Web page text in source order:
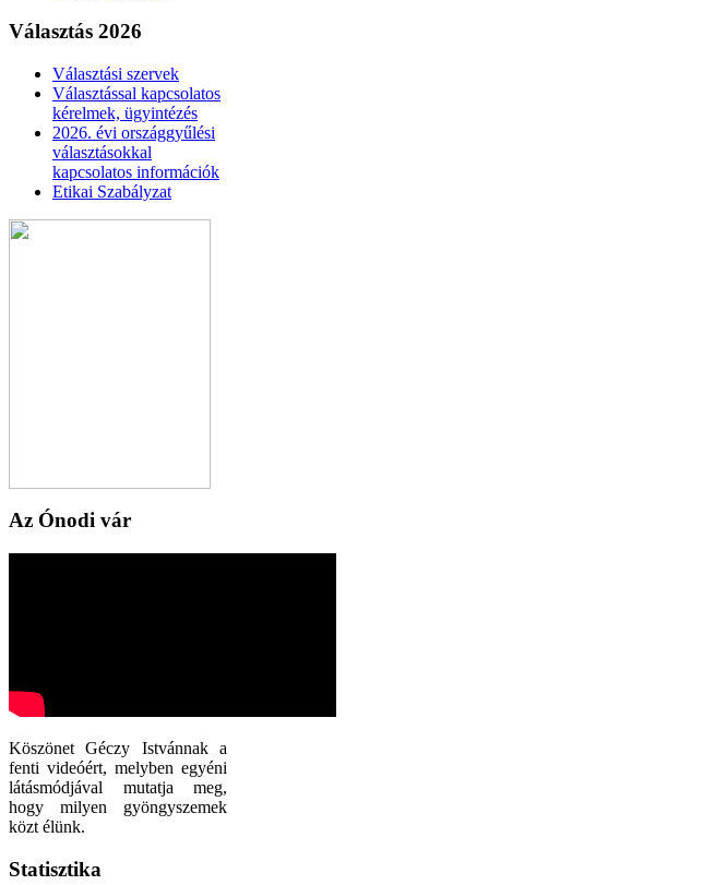
Választás 2026
Választási szervek
Választással kapcsolatos
kérelmek, ügyintézés
2026. évi országgyűlési
választásokkal
kapcsolatos információk
Etikai Szabályzat
Az Ónodi vár
Köszönet Géczy Istvánnak a
fenti videóért, melyben egyéni
látásmódjával mutatja meg,
hogy milyen gyöngyszemek
közt élünk.
Statisztika